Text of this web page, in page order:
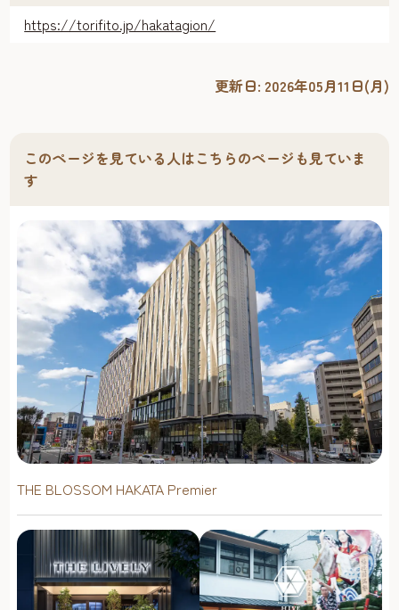
https://torifito.jp/hakatagion/
更新日: 2026年05月11日(月)
このページを見ている人はこちらのページも見ていま
す
THE BLOSSOM HAKATA Premier